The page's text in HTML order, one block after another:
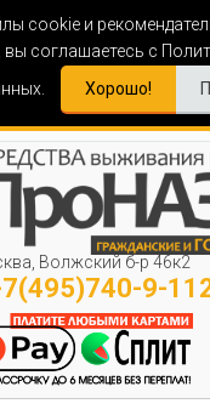
cookie и
соглашаетесь с
Хорошо!
Волжский б-р 46к2
9-